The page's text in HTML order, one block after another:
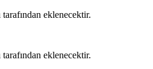
tarafından eklenecektir.
tarafından eklenecektir.